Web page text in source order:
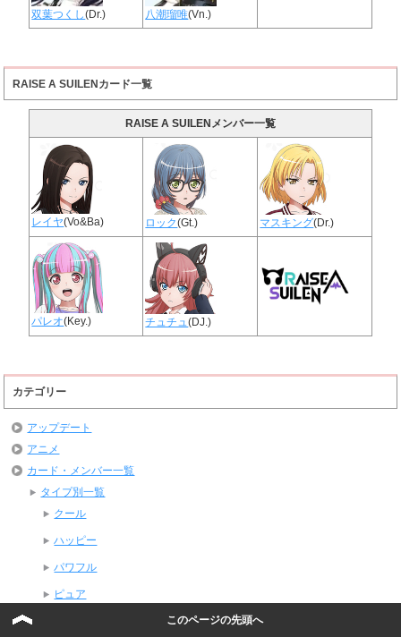
双葉つくし(Dr.) 八潮瑠唯(Vn.)
RAISE A SUILENカード一覧
RAISE A SUILENメンバー一覧
レイヤ(Vo&Ba) ロック(Gt.) マスキング(Dr.)
パレオ(Key.) チュチュ(DJ.)
カテゴリー
アップデート
アニメ
カード・メンバー一覧
タイプ別一覧
クール
ハッピー
パワフル
ピュア
このページの先頭へ